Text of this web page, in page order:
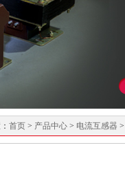
首页 > 产品中心 > 电流互感器 >